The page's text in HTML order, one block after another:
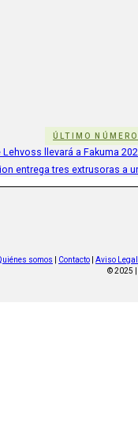
ÚLTIMO NÚMERO
Lehvoss llevará a Fakuma
entrega tres extrusoras a
somos Contacto
Aviso Legal
© 2025